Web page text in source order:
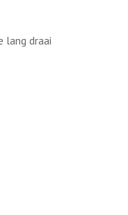
lang draai